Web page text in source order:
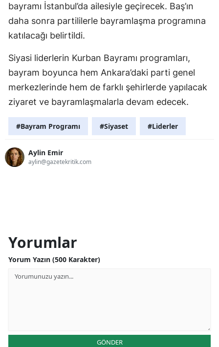
bayramı İstanbul’da ailesiyle geçirecek. Baş’ın
daha sonra partililerle bayramlaşma programına
katılacağı belirtildi.
Siyasi liderlerin Kurban Bayramı programları,
bayram boyunca hem Ankara’daki parti genel
merkezlerinde hem de farklı şehirlerde yapılacak
ziyaret ve bayramlaşmalarla devam edecek.
#Bayram Programı #Siyaset #Liderler
Aylin Emir
aylin@gazetekritik.com
Yorumlar
Yorum Yazın (500 Karakter)
GÖNDER